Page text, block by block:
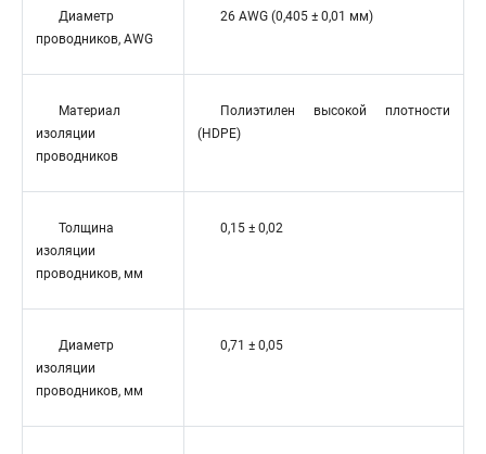
Диаметр
проводников, AWG
26 AWG (0,405 ± 0,01 мм)
Материал
изоляции
проводников
Полиэтилен высокой плотности
(HDPE)
Толщина
изоляции
проводников, мм
0,15 ± 0,02
Диаметр
изоляции
проводников, мм
0,71 ± 0,05